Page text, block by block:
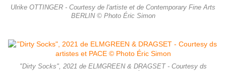
Ulrike OTTINGER - Courtesy de l'artiste et de Contemporary Fine Arts
BERLIN © Photo Éric Simon
"Dirty Socks", 2021 de ELMGREEN & DRAGSET - Courtesy ds